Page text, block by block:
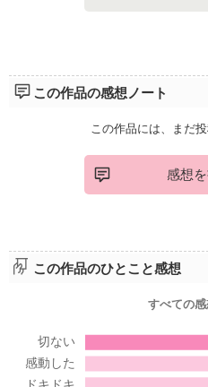
この作品の感想ノート
この作品には、まだ
感想を
この作品のひとこと感想
すべての感